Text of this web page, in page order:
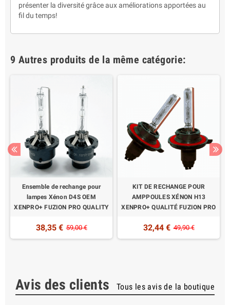
présenter la diversité grâce aux améliorations apportées au
fil du temps!
9 Autres produits de la même catégorie:
Ensemble de rechange pour
lampes Xénon D4S OEM
XENPRO+ FUZION PRO QUALITY
38,35 € 59,00 €
KIT DE RECHANGE POUR
AMPPOULES XÉNON H13
XENPRO+ QUALITÉ FUZION PRO
32,44 € 49,90 €
Avis des clients Tous les avis de la boutique